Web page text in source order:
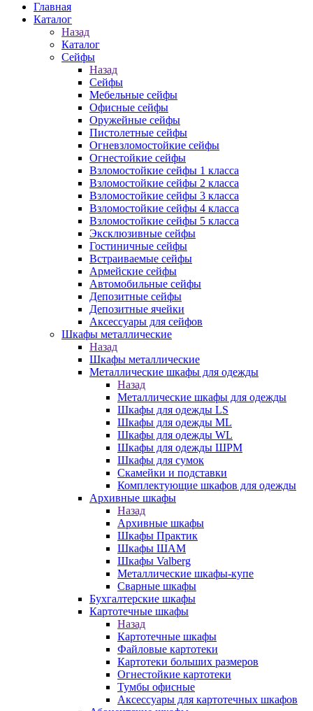
Главная
Каталог
Назад
Каталог
Сейфы
Назад
Сейфы
Мебельные сейфы
Офисные сейфы
Оружейные сейфы
Пистолетные сейфы
Огневзломостойкие сейфы
Огнестойкие сейфы
Взломостойкие сейфы 1 класса
Взломостойкие сейфы 2 класса
Взломостойкие сейфы 3 класса
Взломостойкие сейфы 4 класса
Взломостойкие сейфы 5 класса
Эксклюзивные сейфы
Гостиничные сейфы
Встраиваемые сейфы
Армейские сейфы
Автомобильные сейфы
Депозитные сейфы
Депозитные ячейки
Аксессуары для сейфов
Шкафы металлические
Назад
Шкафы металлические
Металлические шкафы для одежды
Назад
Металлические шкафы для одежды
Шкафы для одежды LS
Шкафы для одежды ML
Шкафы для одежды WL
Шкафы для одежды ШРМ
Шкафы для сумок
Скамейки и подставки
Комплектующие шкафов для одежды
Архивные шкафы
Назад
Архивные шкафы
Шкафы Практик
Шкафы ШАМ
Шкафы Valberg
Металлические шкафы-купе
Сварные шкафы
Бухгалтерские шкафы
Картотечные шкафы
Назад
Картотечные шкафы
Файловые картотеки
Картотеки больших размеров
Огнестойкие картотеки
Тумбы офисные
Аксессуары для картотечных шкафов